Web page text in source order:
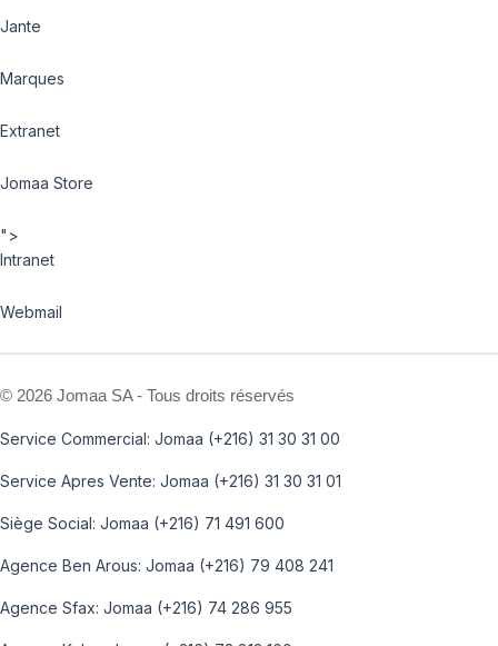
Jante
Marques
Extranet
Jomaa Store
">
Intranet
Webmail
© 2026 Jomaa SA - Tous droits réservés
Service Commercial: Jomaa (+216) 31 30 31 00
Service Apres Vente: Jomaa (+216) 31 30 31 01
Siège Social: Jomaa (+216) 71 491 600
Agence Ben Arous: Jomaa (+216) 79 408 241
Agence Sfax: Jomaa (+216) 74 286 955